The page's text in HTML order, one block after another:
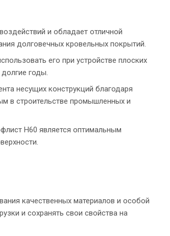
и обладает отличной
долговечных кровельных покрытий.
его при устройстве плоских
годы.
несущих конструкций благодаря
в строительстве промышленных и
Н60 является оптимальным
качественных материалов и особой
и сохранять свои свойства на